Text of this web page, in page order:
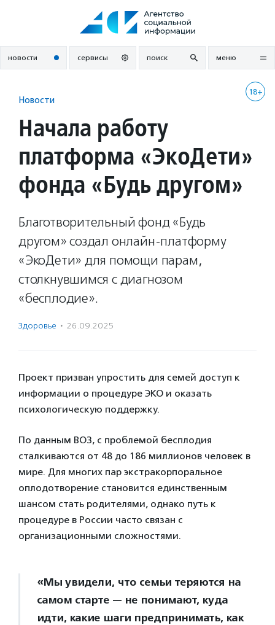
новости сервисы поиск меню
18+
Новости
Начала работу
платформа «ЭкоДети»
фонда «Будь другом»
Благотворительный фонд «Будь
другом» создал онлайн-платформу
«ЭкоДети» для помощи парам,
столкнувшимся с диагнозом
«бесплодие».
Здоровье · 26.09.2025
Проект призван упростить для семей доступ к
информации о процедуре ЭКО и оказать
психологическую поддержку.
По данным ВОЗ, с проблемой бесплодия
сталкиваются от 48 до 186 миллионов человек в
мире. Для многих пар экстракорпоральное
оплодотворение становится единственным
шансом стать родителями, однако путь к
процедуре в России часто связан с
организационными сложностями.
«Мы увидели, что семьи теряются на
самом старте — не понимают, куда
идти, какие шаги предпринимать, как